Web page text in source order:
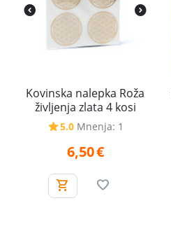
Kovinska nalepka Roža
življenja zlata 4 kosi
5.0 Mnenja: 1
6,50€